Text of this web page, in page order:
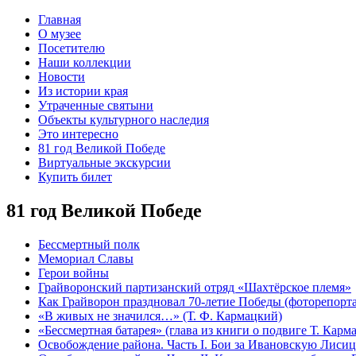
Главная
О музее
Посетителю
Наши коллекции
Новости
Из истории края
Утраченные святыни
Объекты культурного наследия
Это интересно
81 год Великой Победе
Виртуальные экскурсии
Купить билет
81 год Великой Победе
Бессмертный полк
Мемориал Славы
Герои войны
Грайворонский партизанский отряд «Шахтёрское племя»
Как Грайворон праздновал 70-летие Победы
«В живых не значился…» (Т. Ф. Кармацкий)
«Бессмертная батарея» (глава из книги о подвиге Т.
Освобождение района. Часть I. Бои за Ивановскую